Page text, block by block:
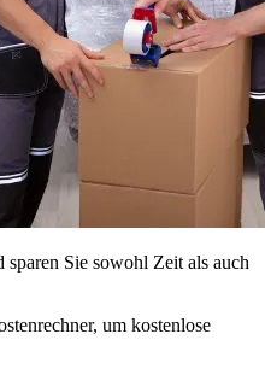
Sie sowohl Zeit als auch
um kostenlose